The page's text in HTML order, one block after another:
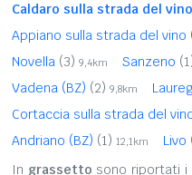
Caldaro sulla strada del
Appiano sulla strada del vino
Novella (3) 9,4km Sanzeno
Vadena (BZ) (2) 9,8km
Cortaccia sulla strada del
Andriano (BZ) (1) 12,1km Livo
In grassetto sono riportati i